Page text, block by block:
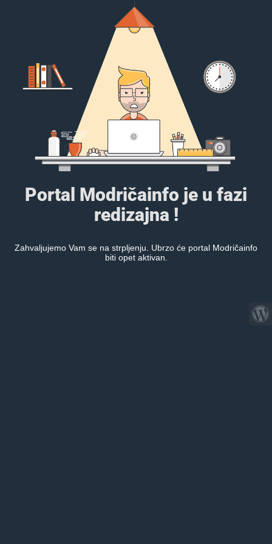
Portal Modričainfo je u fazi
redizajna !
Zahvaljujemo Vam se na strpljenju. Ubrzo će portal Modričainfo
biti opet aktivan.